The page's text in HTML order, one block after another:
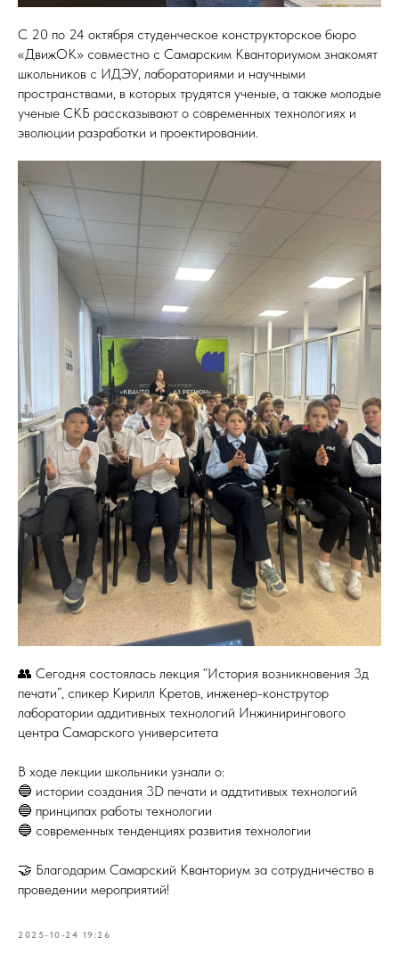
С 20 по 24 октября студенческое конструкторское бюро
«ДвижОК» совместно с Самарским Кванториумом знакомят
школьников с ИДЭУ, лабораториями и научными
пространствами, в которых трудятся ученые, а также молодые
ученые СКБ рассказывают о современных технологиях и
эволюции разработки и проектировании.
👥 Сегодня состоялась лекция “История возникновения 3д
печати”, спикер Кирилл Кретов, инженер-конструтор
лаборатории аддитивных технологий Инжинирингового
центра Самарского университета
В ходе лекции школьники узнали о:
🔵 истории создания 3D печати и аддтитивых технологий
🔵 принципах работы технологии
🔵 современных тенденциях развития технологии
🤝 Благодарим Самарский Кванториум за сотрудничество в
проведении мероприятий!
2025-10-24 19:26